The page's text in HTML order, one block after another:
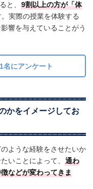
と、 9割以上の方が「体
実際の授業を体験する
響を与えていることがう
名にアンケート
かをイメージしてお
ような経験をさせたいか
いことによって、 通わ
などが変わってきま